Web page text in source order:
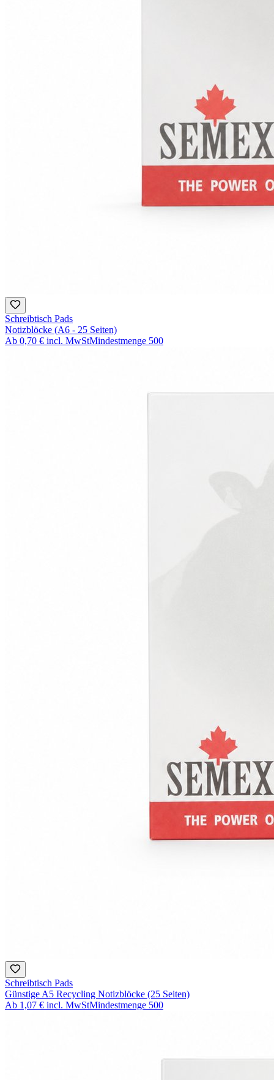
Schreibtisch Pads
Notizblöcke (A6 - 25 Seiten)
Ab 0,70 € incl. MwStMindestmenge 500
Schreibtisch Pads
Günstige A5 Recycling Notizblöcke (25 Seiten)
Ab 1,07 € incl. MwStMindestmenge 500